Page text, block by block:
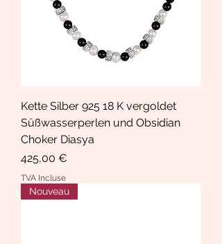
Kette Silber 925 18 K vergoldet
Süßwasserperlen und Obsidian
Choker Diasya
Prix
425,00 €
TVA Incluse
Nouveau